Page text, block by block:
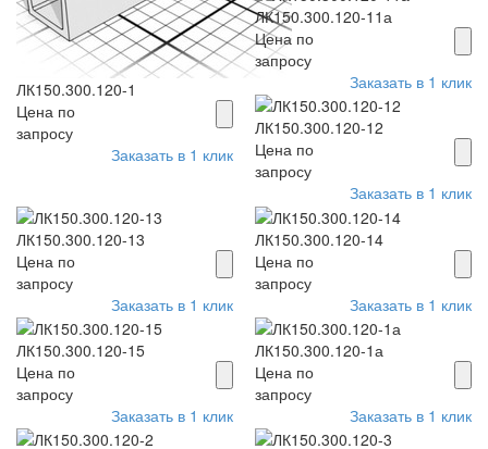
ЛК150.300.120-1
Цена по
запросу
Заказать в 1 клик
ЛК150.300.120-11а
Цена по
запросу
Заказать в 1 клик
ЛК150.300.120-12
Цена по
запросу
Заказать в 1 клик
ЛК150.300.120-13
Цена по
запросу
Заказать в 1 клик
ЛК150.300.120-14
Цена по
запросу
Заказать в 1 клик
ЛК150.300.120-15
Цена по
запросу
Заказать в 1 клик
ЛК150.300.120-1а
Цена по
запросу
Заказать в 1 клик